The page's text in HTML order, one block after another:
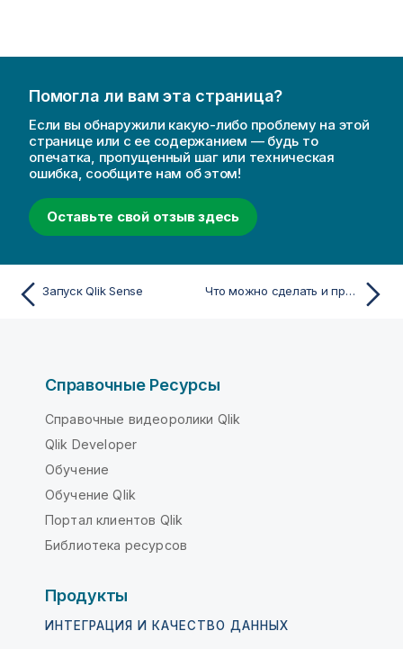
Помогла ли вам эта страница?
Если вы обнаружили какую-либо проблему на этой
странице или с ее содержанием — будь то
опечатка, пропущенный шаг или техническая
ошибка, сообщите нам об этом!
Оставьте свой отзыв здесь
Запуск Qlik Sense Что можно сделать и просмотреть в программе Qlik Sense
Справочные Ресурсы
Справочные видеоролики Qlik
Qlik Developer
Обучение
Обучение Qlik
Портал клиентов Qlik
Библиотека ресурсов
Продукты
ИНТЕГРАЦИЯ И КАЧЕСТВО ДАННЫХ